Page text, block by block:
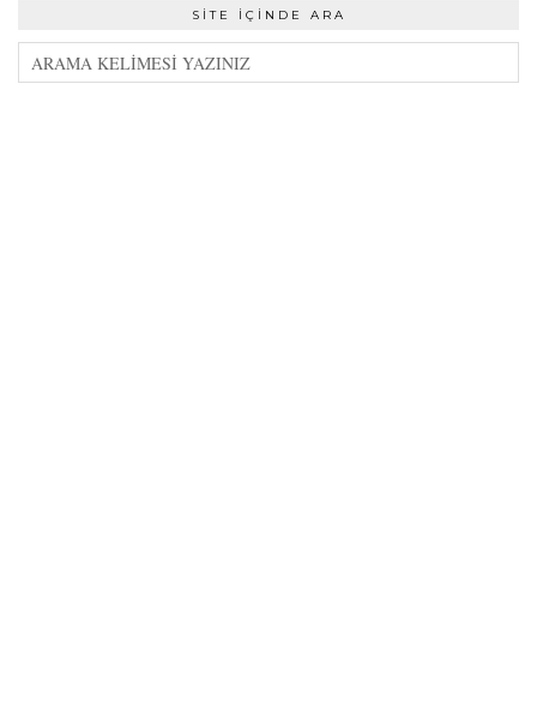
SITE İÇINDE ARA